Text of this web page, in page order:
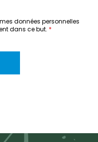
données personnelles
dans ce but.